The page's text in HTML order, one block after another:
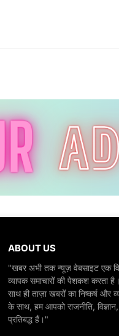
ABOUT US
"खबर अभी तक न्यूज़ वेबसाइट एक
व्यापक समाचारों की पेशकश करता है।
साथ ही ताज़ा खबरों का निष्कर्ष और
के साथ, हम आपको राजनीति,
प्रतिबद्ध हैं।"